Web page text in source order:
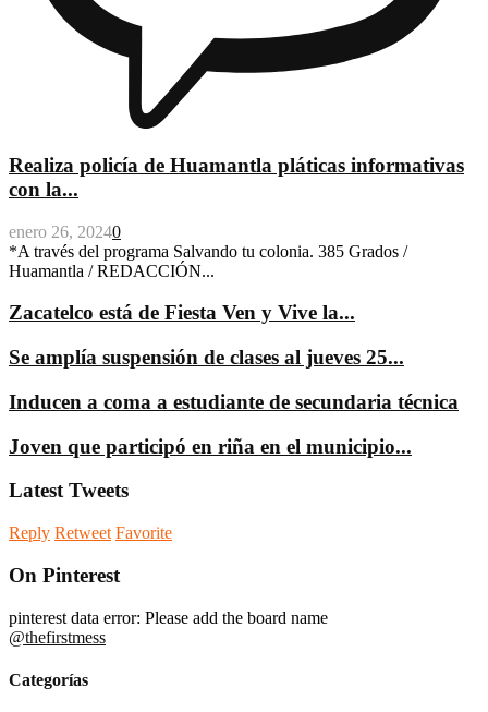
Realiza policía de Huamantla pláticas informativas
con la...
enero 26, 20240
*A través del programa Salvando tu colonia. 385 Grados /
Huamantla / REDACCIÓN...
Zacatelco está de Fiesta Ven y Vive la...
Se amplía suspensión de clases al jueves 25...
Inducen a coma a estudiante de secundaria técnica
Joven que participó en riña en el municipio...
Latest Tweets
Reply Retweet Favorite
On Pinterest
pinterest data error: Please add the board name
@thefirstmess
Categorías